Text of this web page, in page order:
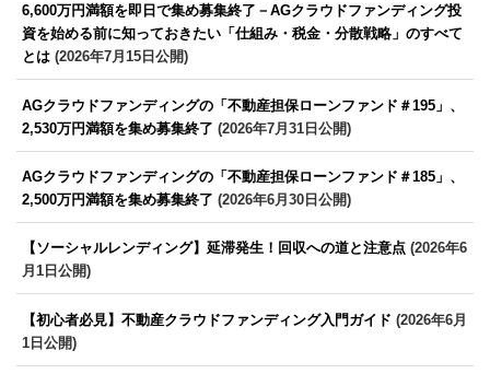
6,600万円満額を即日で集め募集終了－AGクラウドファンディング投
資を始める前に知っておきたい「仕組み・税金・分散戦略」のすべて
とは (2026年7月15日公開)
AGクラウドファンディングの「不動産担保ローンファンド＃195」、
2,530万円満額を集め募集終了 (2026年7月31日公開)
AGクラウドファンディングの「不動産担保ローンファンド＃185」、
2,500万円満額を集め募集終了 (2026年6月30日公開)
【ソーシャルレンディング】延滞発生！回収への道と注意点 (2026年6
月1日公開)
【初心者必見】不動産クラウドファンディング入門ガイド (2026年6月
1日公開)